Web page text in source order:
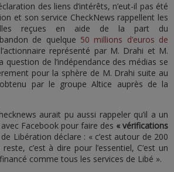
des liens d’intérêts, n’eut-il pas été
et son service CheckNews rappellent les
reçues en aide de la part du
de quelque 50 millions d’euros de
représenté par M. Drahi et M.
question de l’indépendance des médias se
pour la sphère de M. Drahi suite au
par le groupe Altice auprès de la
aurait pu aussi rappeler qu’il a un
Facebook pour faire des « vérifications
Libération déclare : « c’est autour de 200
c’est à dire pour l’essentiel, C’est un
comme tous les services de Libé ».